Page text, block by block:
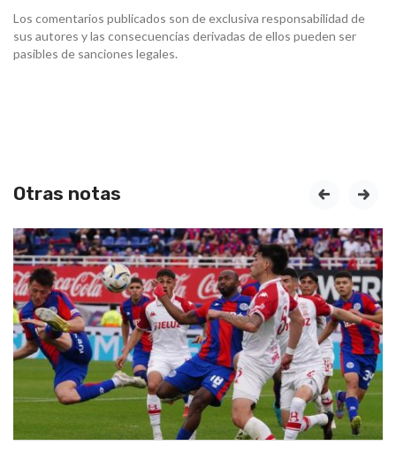
Los comentarios publicados son de exclusiva responsabilidad de
sus autores y las consecuencias derivadas de ellos pueden ser
pasibles de sanciones legales.
Otras notas prev next